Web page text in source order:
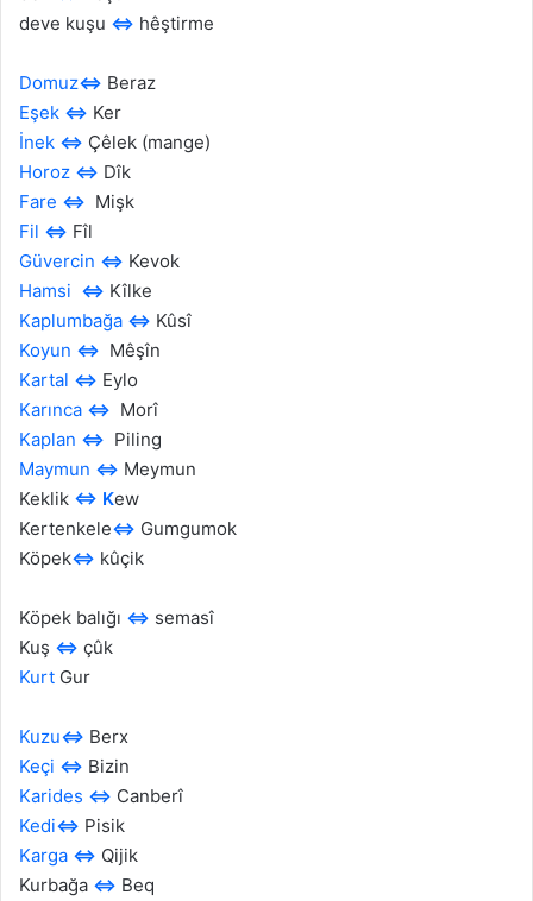
deve kuşu ⇔ hêştirme
Domuz⇔ Beraz
Eşek ⇔ Ker
İnek ⇔ Çêlek (mange)
Horoz ⇔ Dîk
Fare ⇔ Mişk
Fil ⇔ Fîl
Güvercin ⇔ Kevok
Hamsi ⇔ Kîlke
Kaplumbağa ⇔ Kûsî
Koyun ⇔ Mêşîn
Kartal ⇔ Eylo
Karınca ⇔ Morî
Kaplan ⇔ Piling
Maymun ⇔ Meymun
Keklik ⇔ Kew
Kertenkele⇔ Gumgumok
Köpek⇔ kûçik
Köpek balığı ⇔ semasî
Kuş ⇔ çûk
Kurt Gur
Kuzu⇔ Berx
Keçi ⇔ Bizin
Karides ⇔ Canberî
Kedi⇔ Pisik
Karga ⇔ Qijik
Kurbağa ⇔ Beq